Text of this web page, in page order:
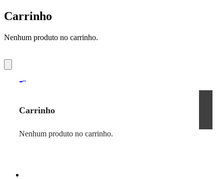
Carrinho
Nenhum produto no carrinho.
Carrinho
Nenhum produto no carrinho.